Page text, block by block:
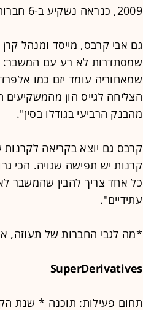
2009, כנראה נשקיע ב-6 חברות. אנחנו רואים הרבה הזדמנויות מעניינות".
גם אבי קרבס, מייסד ומנהל קרן
שמסתדרות לא רע עם המשבר:
שמאחוריה עומד יזם כמו
הצליחה לגייס הון מהמשקיעים
מהבנק הרביעי בגודלו בסין".
קרבס גם יוצא בקריאה
קרנות יש תפישה שגויה. הכי
כל אחד צריך להבין שהמשבר
עתידיים".
*מה לגבי החברות של תעוזה,
SuperDerivatives